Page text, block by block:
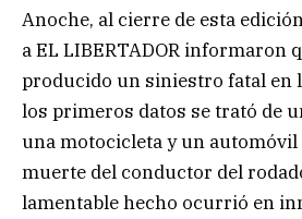
Anoche, al cierre de esta
a EL LIBERTADOR informaron
producido un siniestro fatal en
los primeros datos se trató de
una motocicleta y un automóvil
muerte del conductor del
lamentable hecho ocurrió en